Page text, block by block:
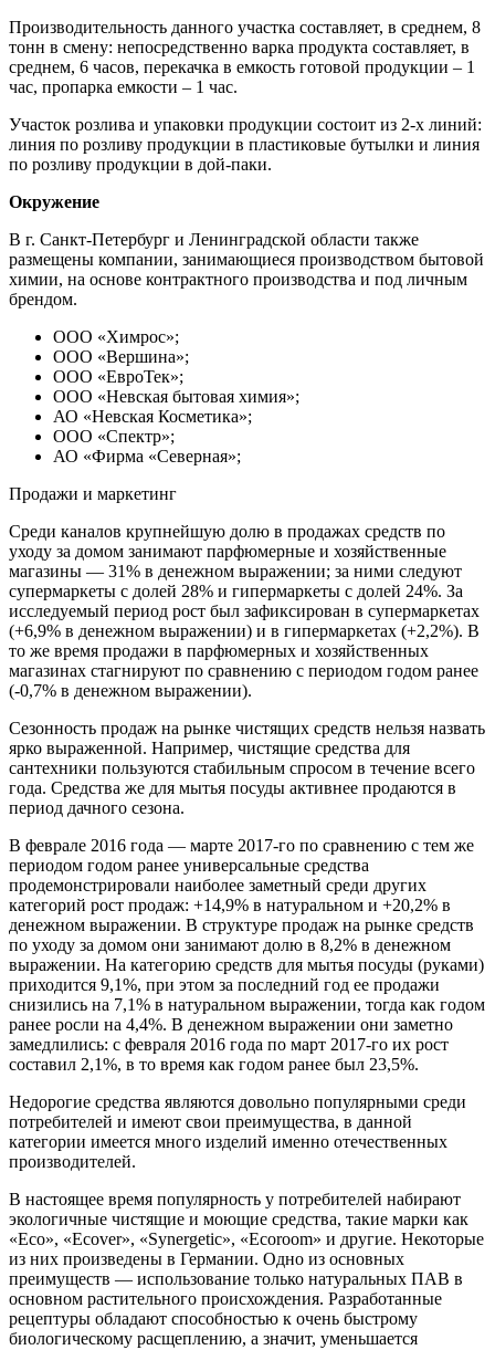
Производительность данного участка составляет, в среднем, 8
тонн в смену: непосредственно варка продукта составляет, в
среднем, 6 часов, перекачка в емкость готовой продукции – 1
час, пропарка емкости – 1 час.
Участок розлива и упаковки продукции состоит из 2-х линий:
линия по розливу продукции в пластиковые бутылки и линия
по розливу продукции в дой-паки.
Окружение
В г. Санкт-Петербург и Ленинградской области также
размещены компании, занимающиеся производством бытовой
химии, на основе контрактного производства и под личным
брендом.
ООО «Химрос»;
ООО «Вершина»;
ООО «ЕвроТек»;
ООО «Невская бытовая химия»;
АО «Невская Косметика»;
ООО «Спектр»;
АО «Фирма «Северная»;
Продажи и маркетинг
Среди каналов крупнейшую долю в продажах средств по
уходу за домом занимают парфюмерные и хозяйственные
магазины — 31% в денежном выражении; за ними следуют
супермаркеты с долей 28% и гипермаркеты с долей 24%. За
исследуемый период рост был зафиксирован в супермаркетах
(+6,9% в денежном выражении) и в гипермаркетах (+2,2%). В
то же время продажи в парфюмерных и хозяйственных
магазинах стагнируют по сравнению с периодом годом ранее
(-0,7% в денежном выражении).
Сезонность продаж на рынке чистящих средств нельзя назвать
ярко выраженной. Например, чистящие средства для
сантехники пользуются стабильным спросом в течение всего
года. Средства же для мытья посуды активнее продаются в
период дачного сезона.
В феврале 2016 года — марте 2017-го по сравнению с тем же
периодом годом ранее универсальные средства
продемонстрировали наиболее заметный среди других
категорий рост продаж: +14,9% в натуральном и +20,2% в
денежном выражении. В структуре продаж на рынке средств
по уходу за домом они занимают долю в 8,2% в денежном
выражении. На категорию средств для мытья посуды (руками)
приходится 9,1%, при этом за последний год ее продажи
снизились на 7,1% в натуральном выражении, тогда как годом
ранее росли на 4,4%. В денежном выражении они заметно
замедлились: с февраля 2016 года по март 2017-го их рост
составил 2,1%, в то время как годом ранее был 23,5%.
Недорогие средства являются довольно популярными среди
потребителей и имеют свои преимущества, в данной
категории имеется много изделий именно отечественных
производителей.
В настоящее время популярность у потребителей набирают
экологичные чистящие и моющие средства, такие марки как
«Eco», «Ecover», «Synergetic», «Ecoroom» и другие. Некоторые
из них произведены в Германии. Одно из основных
преимуществ — использование только натуральных ПАВ в
основном растительного происхождения. Разработанные
рецептуры обладают способностью к очень быстрому
биологическому расщеплению, а значит, уменьшается